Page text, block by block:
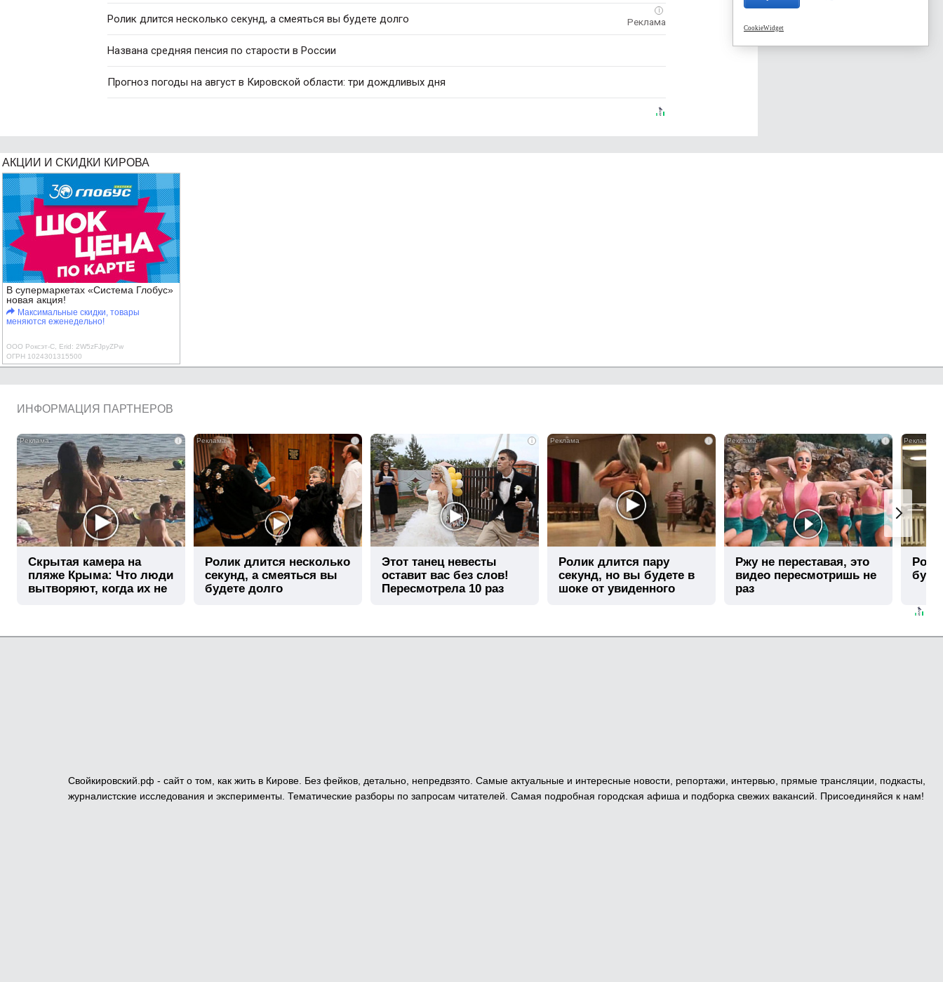
i
Ролик длится несколько секунд, а смеяться вы будете долго
Названа средняя пенсия по старости в России
Прогноз погоды на август в Кировской области: три дождливых дня
АКЦИИ И СКИДКИ КИРОВА
В супермаркетах «Система Глобус»
новая акция!
Максимальные скидки, товары
меняются еженедельно!
ООО Роксэт-С, Erid: 2W5zFJpyZPw
ОГРН 1024301315500
ИНФОРМАЦИЯ ПАРТНЕРОВ
i
Скрытая камера на
пляже Крыма: Что люди
вытворяют, когда их не
i
Ролик длится несколько
секунд, а смеяться вы
будете долго
i
Этот танец невесты
оставит вас без слов!
Пересмотрела 10 раз
i
Ролик длится пару
секунд, но вы будете в
шоке от увиденного
i
Ржу не переставая, это
видео пересмотришь не
раз
Свойкировский.рф - сайт о том, как жить в Кирове. Без фейков, детально, непредвзято. Самые актуальные и интересные новости, репортажи, интервью, прямые трансляции, подкасты,
журналистские исследования и эксперименты. Тематические разборы по запросам читателей. Самая подробная городская афиша и подборка свежих вакансий. Присоединяйся к нам!
CookieWidget